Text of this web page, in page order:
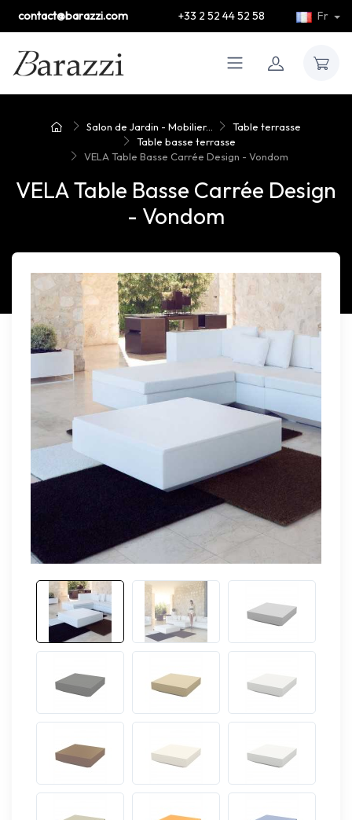
contact@barazzi.com +33 2 52 44 52 58 Fr
Salon de Jardin - Mobilier...
Table terrasse
Table basse terrasse
VELA Table Basse Carrée Design - Vondom
VELA Table Basse Carrée Design
- Vondom